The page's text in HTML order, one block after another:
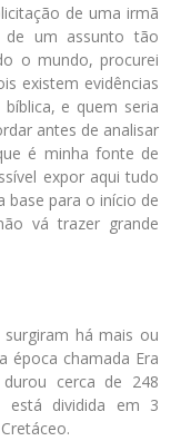
de uma irmã
um assunto tão
o mundo, procurei
existem evidências
e quem seria
antes de analisar
é minha fonte de
expor aqui tudo
base para o início de
vá trazer grande
há mais ou
época chamada Era
cerca de 248
está dividida em 3
Cretáceo.